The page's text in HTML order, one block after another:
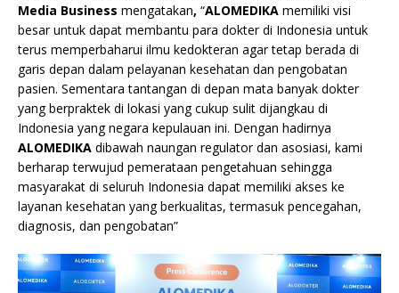
Media Business mengatakan, “ALOMEDIKA memiliki visi
besar untuk dapat membantu para dokter di Indonesia untuk
terus memperbaharui ilmu kedokteran agar tetap berada di
garis depan dalam pelayanan kesehatan dan pengobatan
pasien. Sementara tantangan di depan mata banyak dokter
yang berpraktek di lokasi yang cukup sulit dijangkau di
Indonesia yang negara kepulauan ini. Dengan hadirnya
ALOMEDIKA dibawah naungan regulator dan asosiasi, kami
berharap terwujud pemerataan pengetahuan sehingga
masyarakat di seluruh Indonesia dapat memiliki akses ke
layanan kesehatan yang berkualitas, termasuk pencegahan,
diagnosis, dan pengobatan”